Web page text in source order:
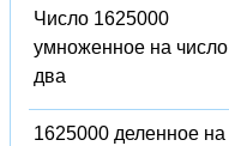
Число 1625000
умноженное на число
два
1625000 деленное на